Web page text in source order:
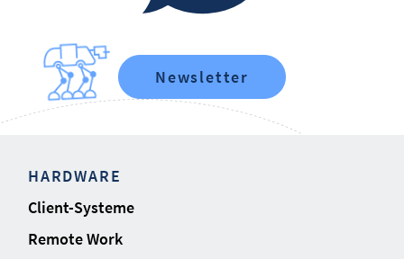
Newsletter
HARDWARE
Client-Systeme
Remote Work